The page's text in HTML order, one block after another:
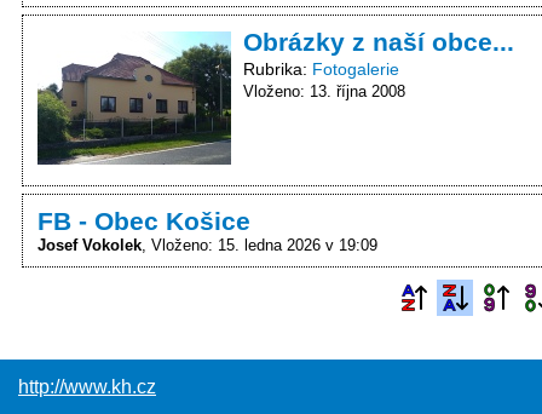
Obrázky z naší obce...
Rubrika Fotogalerie
Vloženo: 13. října 2008
FB - Obec Košice
Josef Vokolek Vloženo: 15. ledna 2026 v 19:09
http://www.kh.cz